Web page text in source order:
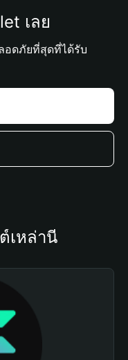
เลย
อดภัยที่สุดที่ได้รับ
เหล่านี้